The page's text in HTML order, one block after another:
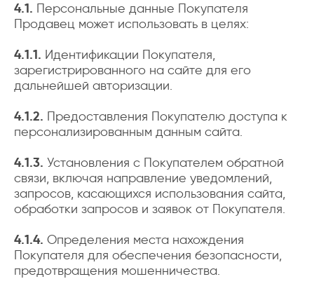
4.1. Персональные данные Покупателя
Продавец может использовать в целях:
4.1.1. Идентификации Покупателя,
зарегистрированного на сайте для его
дальнейшей авторизации.
4.1.2. Предоставления Покупателю доступа к
персонализированным данным сайта.
4.1.3. Установления с Покупателем обратной
связи, включая направление уведомлений,
запросов, касающихся использования сайта,
обработки запросов и заявок от Покупателя.
4.1.4. Определения места нахождения
Покупателя для обеспечения безопасности,
предотвращения мошенничества.